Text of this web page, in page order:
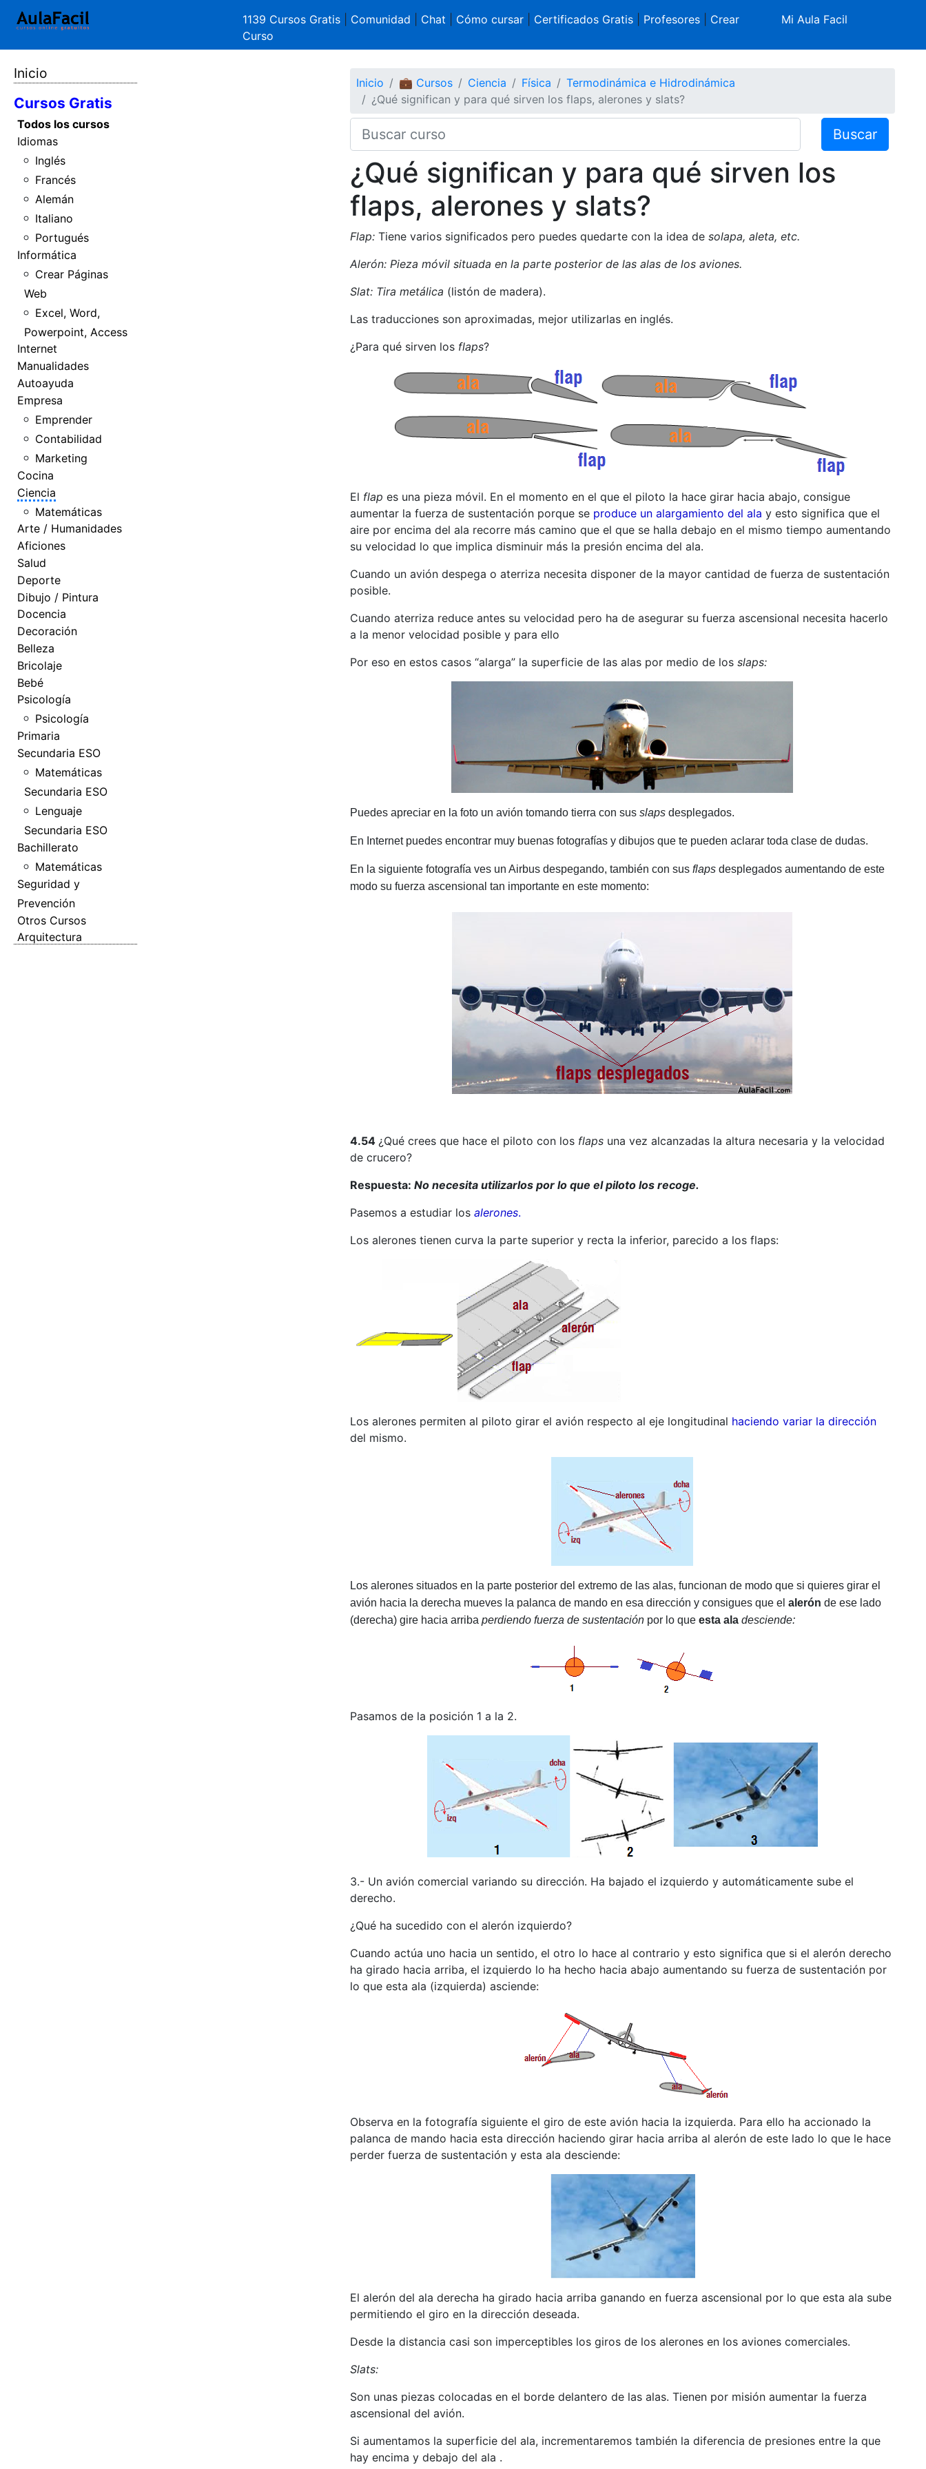
1139 Cursos Gratis Comunidad Chat Cómo cursar| Certificados Gratis| Profesores| Crear
Curso
Mi Aula Facil
Inicio
Cursos Gratis
Todos los cursos
Idiomas
Inglés
Francés
Alemán
Italiano
Portugués
Informática
Crear Páginas
Web
Excel, Word,
Powerpoint, Access
Internet
Manualidades
Autoayuda
Empresa
Emprender
Contabilidad
Marketing
Cocina
Ciencia
Matemáticas
Arte / Humanidades
Aficiones
Salud
Deporte
Dibujo / Pintura
Docencia
Decoración
Belleza
Bricolaje
Bebé
Psicología
Psicología
Primaria
Secundaria ESO
Matemáticas
Secundaria ESO
Lenguaje
Secundaria ESO
Bachillerato
Matemáticas
Seguridad y
Prevención
Otros Cursos
Arquitectura
Inicio 💼 Cursos Ciencia Física
Termodinámica e Hidrodinámica
¿Qué significan y para qué sirven los flaps, alerones y slats?
Buscar
¿Qué significan y para qué sirven los
flaps, alerones y slats?
Flap: Tiene varios significados pero puedes quedarte con la idea de solapa, aleta, etc.
Alerón: Pieza móvil situada en la parte posterior de las alas de los aviones.
Slat: Tira metálica (listón de madera).
Las traducciones son aproximadas, mejor utilizarlas en inglés.
¿Para qué sirven los flaps?
El flap es una pieza móvil. En el momento en el que el piloto la hace girar hacia abajo, consigue
aumentar la fuerza de sustentación porque se produce un alargamiento del ala y esto significa que el
aire por encima del ala recorre más camino que el que se halla debajo en el mismo tiempo aumentando
su velocidad lo que implica disminuir más la presión encima del ala.
Cuando un avión despega o aterriza necesita disponer de la mayor cantidad de fuerza de sustentación
posible.
Cuando aterriza reduce antes su velocidad pero ha de asegurar su fuerza ascensional necesita hacerlo
a la menor velocidad posible y para ello
Por eso en estos casos “alarga” la superficie de las alas por medio de los slaps:
Puedes apreciar en la foto un avión tomando tierra con sus slapsdesplegados.
En Internet puedes encontrar muy buenas fotografías y dibujos que te pueden aclarar toda clase de dudas.
En la siguiente fotografía ves un Airbus despegando, también con sus flapsdesplegados aumentando de este
modo su fuerza ascensional tan importante en este momento:
4.54 ¿Qué crees que hace el piloto con los flapsuna vez alcanzadas la altura necesaria y la velocidad
de crucero?
Respuesta: No necesita utilizarlos por lo que el piloto los recoge.
Pasemos a estudiar los alerones.
Los alerones tienen curva la parte superior y recta la inferior, parecido a los flaps:
Los alerones permiten al piloto girar el avión respecto al eje longitudinal haciendo variar la dirección
del mismo.
Los alerones situados en la parte posterior del extremo de las alas, funcionan de modo que si quieres girar el
avión hacia la derecha mueves la palanca de mando en esa dirección y consigues que el alerón de ese lado
(derecha) gire hacia arriba perdiendo fuerza de sustentaciónpor lo que esta ala desciende:
Pasamos de la posición 1 a la 2.
3.- Un avión comercial variando su dirección. Ha bajado el izquierdo y automáticamente sube el
derecho.
¿Qué ha sucedido con el alerón izquierdo?
Cuando actúa uno hacia un sentido, el otro lo hace al contrario y esto significa que si el alerón derecho
ha girado hacia arriba, el izquierdo lo ha hecho hacia abajo aumentando su fuerza de sustentación por
lo que esta ala (izquierda) asciende:
Observa en la fotografía siguiente el giro de este avión hacia la izquierda. Para ello ha accionado la
palanca de mando hacia esta dirección haciendo girar hacia arriba al alerón de este lado lo que le hace
perder fuerza de sustentación y esta ala desciende:
El alerón del ala derecha ha girado hacia arriba ganando en fuerza ascensional por lo que esta ala sube
permitiendo el giro en la dirección deseada.
Desde la distancia casi son imperceptibles los giros de los alerones en los aviones comerciales.
Slats:
Son unas piezas colocadas en el borde delantero de las alas. Tienen por misión aumentar la fuerza
ascensional del avión.
Si aumentamos la superficie del ala, incrementaremos también la diferencia de presiones entre la que
hay encima y debajo del ala .